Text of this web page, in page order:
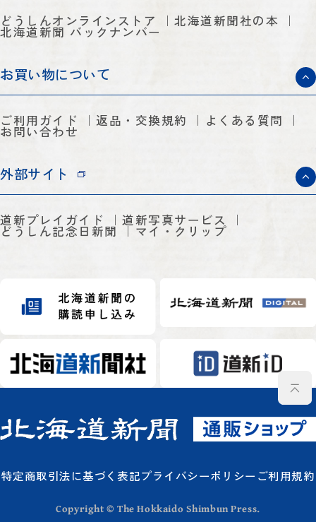
どうしんオンラインストア 北海道新聞社の本
北海道新聞 バックナンバー
お買い物について
ご利用ガイド 返品・交換規約 よくある質問
お問い合わせ
外部サイト
道新プレイガイド 道新写真サービス
どうしん記念日新聞 マイ・クリップ
特定商取引法に基づく表記プライバシーポリシー ご利用規約
Copyright © The Hokkaido Shimbun Press.